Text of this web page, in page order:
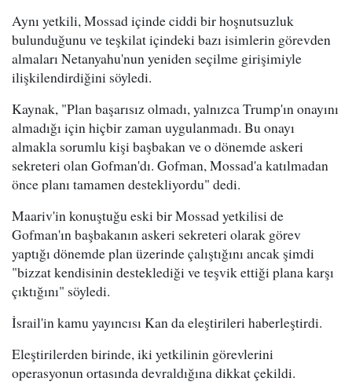
Aynı yetkili, Mossad içinde ciddi bir hoşnutsuzluk
bulunduğunu ve teşkilat içindeki bazı isimlerin görevden
almaları Netanyahu'nun yeniden seçilme girişimiyle
ilişkilendirdiğini söyledi.
Kaynak, "Plan başarısız olmadı, yalnızca Trump'ın onayını
almadığı için hiçbir zaman uygulanmadı. Bu onayı
almakla sorumlu kişi başbakan ve o dönemde askeri
sekreteri olan Gofman'dı. Gofman, Mossad'a katılmadan
önce planı tamamen destekliyordu" dedi.
Maariv'in konuştuğu eski bir Mossad yetkilisi de
Gofman'ın başbakanın askeri sekreteri olarak görev
yaptığı dönemde plan üzerinde çalıştığını ancak şimdi
"bizzat kendisinin desteklediği ve teşvik ettiği plana karşı
çıktığını" söyledi.
İsrail'in kamu yayıncısı Kan da eleştirileri haberleştirdi.
Eleştirilerden birinde, iki yetkilinin görevlerini
operasyonun ortasında devraldığına dikkat çekildi.